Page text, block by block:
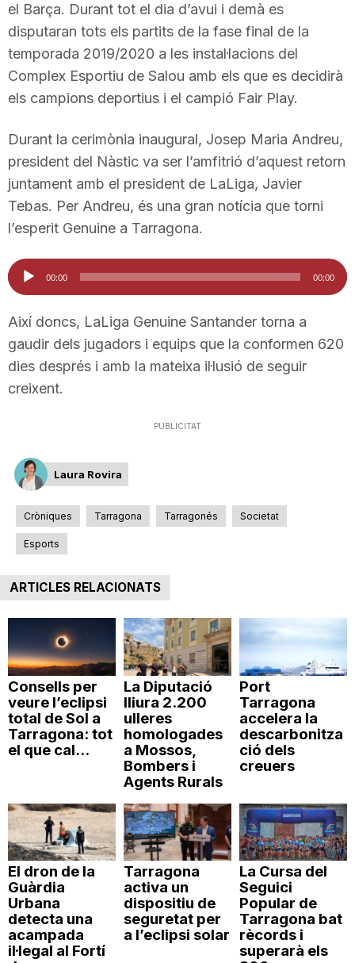
r
g
n
a
el Barça. Durant tot el dia d’avui i demà es
disputaran tots els partits de la fase final de la
temporada 2019/2020 a les instal·lacions del
Complex Esportiu de Salou amb els que es decidirà
els campions deportius i el campió Fair Play.
Durant la cerimònia inaugural, Josep Maria Andreu,
president del Nàstic va ser l’amfitrió d’aquest retorn
juntament amb el president de LaLiga, Javier
Tebas. Per Andreu, és una gran notícia que torni
l’esperit Genuine a Tarragona.
Reproductor
d'àudio
00:00 00:00
Així doncs, LaLiga Genuine Santander torna a
gaudir dels jugadors i equips que la conformen 620
dies després i amb la mateixa il·lusió de seguir
creixent.
PUBLICITAT
Laura Rovira
Cròniques Tarragona Tarragonés Societat
Esports
ARTICLES RELACIONATS
Consells per
veure l’eclipsi
total de Sol a
Tarragona: tot
el que cal...
La Diputació
lliura 2.200
ulleres
homologades
a Mossos,
Bombers i
Agents Rurals
Port
Tarragona
accelera la
descarbonitza
ció dels
creuers
El dron de la
Guàrdia
Urbana
detecta una
acampada
il·legal al Fortí
Tarragona
activa un
dispositiu de
seguretat per
a l’eclipsi solar
La Cursa del
Seguici
Popular de
Tarragona bat
rècords i
superarà els